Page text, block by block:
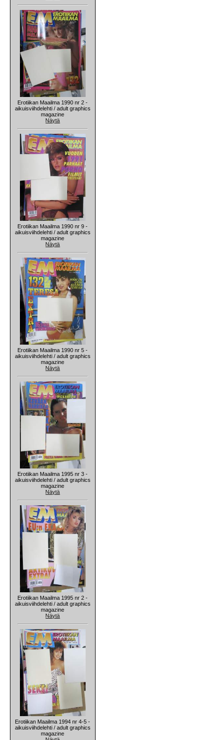
Erotiikan Maailma 1990 nr 2 -
aikuisviihdelehti / adult graphics
magazine
Näytä
Erotiikan Maailma 1990 nr 9 -
aikuisviihdelehti / adult graphics
magazine
Näytä
Erotiikan Maailma 1990 nr 5 -
aikuisviihdelehti / adult graphics
magazine
Näytä
Erotiikan Maailma 1995 nr 3 -
aikuisviihdelehti / adult graphics
magazine
Näytä
Erotiikan Maailma 1995 nr 2 -
aikuisviihdelehti / adult graphics
magazine
Näytä
Erotiikan Maailma 1994 nr 4-5 -
aikuisviihdelehti / adult graphics
magazine